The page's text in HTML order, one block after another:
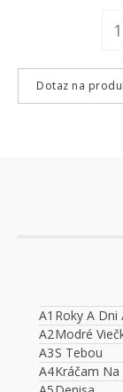
Dotaz na
A1 Roky A Dni
A2Modré
A3S Tebou
A4Kráčam